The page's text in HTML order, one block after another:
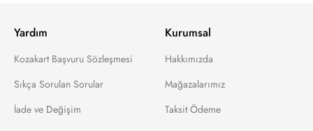
Yardım
Kozakart Başvuru Sözleşmesi
Sıkça Sorulan Sorular
İade ve Değişim
Kurumsal
Hakkımızda
Mağazalarımız
Taksit Ödeme